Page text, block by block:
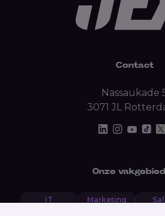
Onze
IT Marketing
Contact
Nassaukade
3071 JL